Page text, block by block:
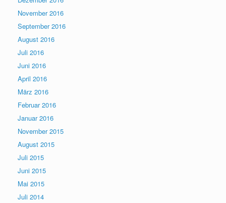
November 2016
September 2016
August 2016
Juli 2016
Juni 2016
April 2016
März 2016
Februar 2016
Januar 2016
November 2015
August 2015
Juli 2015
Juni 2015
Mai 2015
Juli 2014